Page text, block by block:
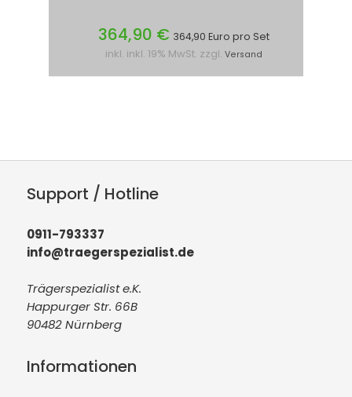
364,90 € 364,90 Euro pro Set
inkl. inkl. 19% MwSt. zzgl. Versand
Support / Hotline
0911-793337
info@traegerspezialist.de
Trägerspezialist e.K.
Happurger Str. 66B
90482 Nürnberg
Informationen